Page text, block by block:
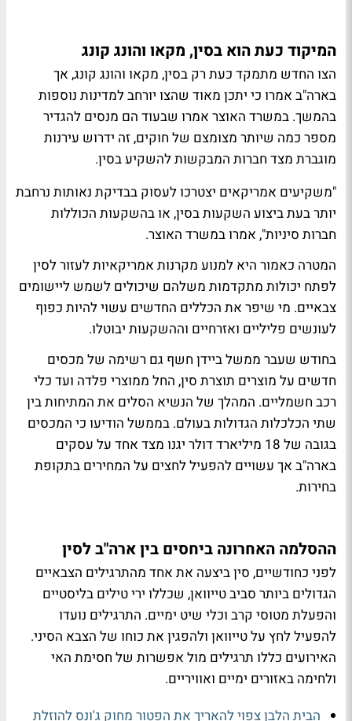
המיקוד כעת הוא בסין, מקאו והונג קונג
הצו החדש מתמקד כעת רק בסין, מקאו והונג קונג, אך
בארה"ב אמרו כי יתכן מאוד שהצו יורחב למדינות נוספות
בהמשך. במשרד האוצר אמרו שבעוד הם מנסים להגדיר
מספר כמה שיותר מצומצם של חוקים, זה ידרוש עירנות
מוגברת מצד חברות המבקשות להשקיע בסין.
"משקיעים אמריקאים יצטרכו לעסוק בבדיקת נאותות נרחבת
יותר בעת ביצוע השקעות בסין, או בהשקעות הכוללות
חברות סיניות", אמרו במשרד האוצר.
המטרה כאמור היא למנוע מקרנות אמריקאיות לעזור לסין
לפתח יכולות מתקדמות משלהם שיכולים לשמש ליישומים
צבאיים. מי שיפר את הכללים החדשים עשוי להיות כפוף
לעונשים פליליים ואזרחיים וההשקעות יבוטלו.
בחודש שעבר ממשל ביידן חשף גם רשימה של מכסים
חדשים על מוצרים תוצרת סין, החל ממוצרי פלדה ועד כלי
רכב חשמליים. המהלך של הנשיא הסלים את המתיחות בין
שתי הכלכלות הגדולות בעולם. בממשל הודיעו כי המכסים
בגובה של 18 מיליארד דולר יגנו מצד אחד על עסקים
בארה"ב אך עשויים להפעיל לחצים על המחירים בתקופת
בחירות.
ההסלמה האחרונה ביחסים בין ארה"ב לסין
לפני כחודשיים, סין ביצעה את אחד מהתרגילים הצבאיים
הגדולים ביותר סביב טייוואן, שכללו ירי טילים בליסטיים
והפעלת מטוסי קרב וכלי שיט ימיים. התרגילים נועדו
להפעיל לחץ על טייוואן ולהפגין את כוחו של הצבא הסיני.
האירועים כללו תרגילים מול אפשרות של חסימת האי
ולחימה באזורים ימיים ואוויריים.
הבית הלבן צפוי להאריך את הפטור מחוק ג'ונס להוזלת